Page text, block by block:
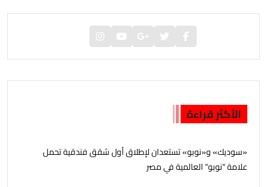
الأكثر قراءة
«سوديك» و«نوبو» تستعدان لإطلاق أول شقق فندقية تحمل
علامة "نوبو" العالمية في مصر